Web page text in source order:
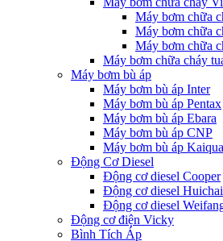
Máy bơm chữa
Máy bơm chữa
Máy bơm chữa
Máy bơm chữa cháy
Máy bơm bù áp
Máy bơm bù áp Inter
Máy bơm bù áp Pentax
Máy bơm bù áp Ebara
Máy bơm bù áp CNP
Máy bơm bù áp
Động Cơ Diesel
Động cơ diesel Cooper
Động cơ diesel Huichai
Động cơ diesel
Động cơ điện Vicky
Bình Tích Áp